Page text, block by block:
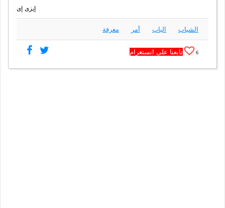
إيزى إى
الشباب الباب أمر معرفة
6 تابعنا على انستغرام